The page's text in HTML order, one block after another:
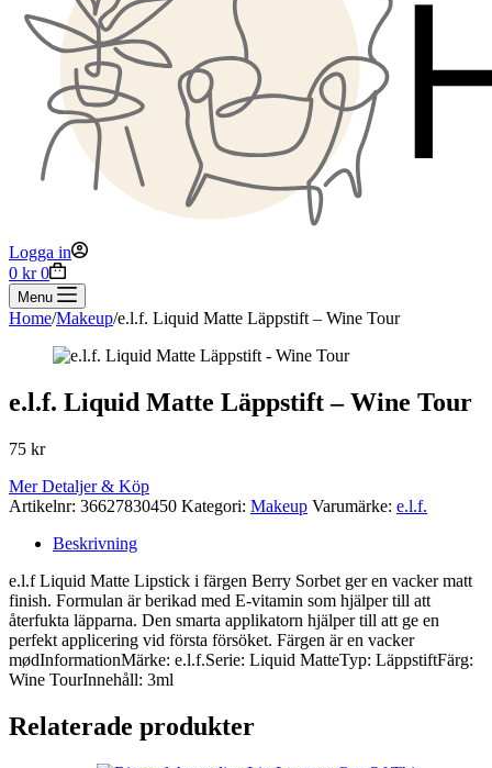
Logga in
Shopping
cart
0 kr 0
Menu
Home/Makeup/e.l.f. Liquid Matte Läppstift – Wine Tour
e.l.f. Liquid Matte Läppstift – Wine Tour
75 kr
Mer Detaljer & Köp
Artikelnr: 36627830450 Kategori: Makeup Varumärke: e.l.f.
Beskrivning
e.l.f Liquid Matte Lipstick i färgen Berry Sorbet ger en vacker matt
finish. Formulan är berikad med E-vitamin som hjälper till att
återfukta läpparna. Den smarta applikatorn hjälper till att ge en
perfekt applicering vid första försöket. Färgen är en vacker
mødInformationMärke: e.l.f.Serie: Liquid MatteTyp: LäppstiftFärg:
Wine TourInnehåll: 3ml
Relaterade produkter